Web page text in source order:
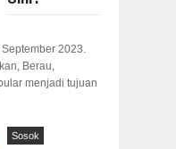
2023.
Berau,
menjadi tujuan
Sosok